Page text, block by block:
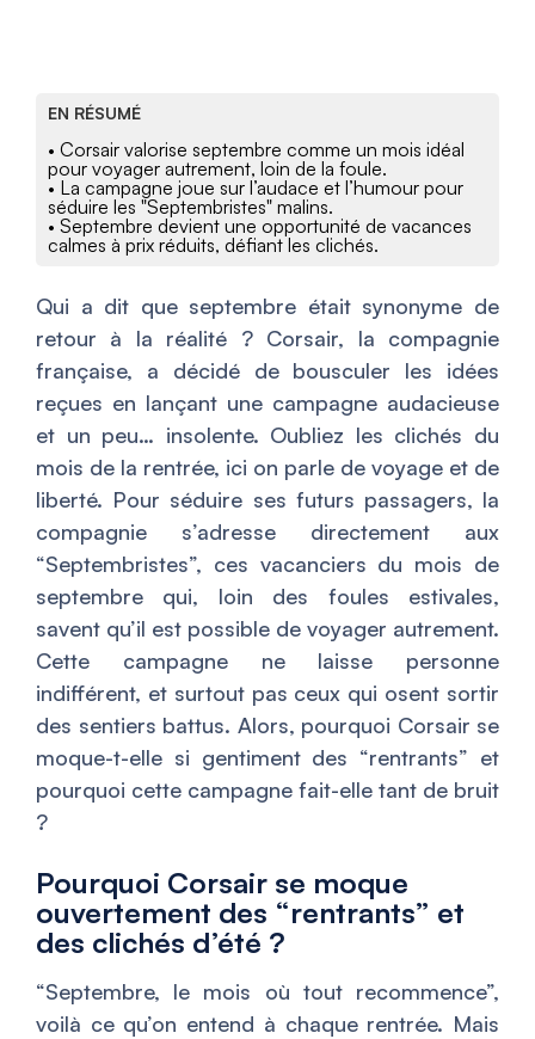
EN RÉSUMÉ
• Corsair valorise septembre comme un mois idéal
pour voyager autrement, loin de la foule.
• La campagne joue sur l’audace et l’humour pour
séduire les "Septembristes" malins.
• Septembre devient une opportunité de vacances
calmes à prix réduits, défiant les clichés.
Qui a dit que septembre était synonyme de
retour à la réalité ? Corsair, la compagnie
française, a décidé de bousculer les idées
reçues en lançant une campagne audacieuse
et un peu… insolente. Oubliez les clichés du
mois de la rentrée, ici on parle de voyage et de
liberté. Pour séduire ses futurs passagers, la
compagnie s’adresse directement aux
“Septembristes”, ces vacanciers du mois de
septembre qui, loin des foules estivales,
savent qu’il est possible de voyager autrement.
Cette campagne ne laisse personne
indifférent, et surtout pas ceux qui osent sortir
des sentiers battus. Alors, pourquoi Corsair se
moque-t-elle si gentiment des “rentrants” et
pourquoi cette campagne fait-elle tant de bruit
?
Pourquoi Corsair se moque
ouvertement des “rentrants” et
des clichés d’été ?
“Septembre, le mois où tout recommence”,
voilà ce qu’on entend à chaque rentrée. Mais